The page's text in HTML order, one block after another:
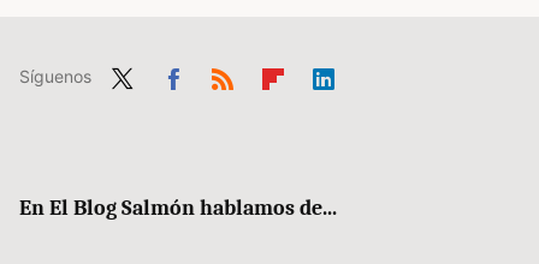
Síguenos
En El Blog Salmón hablamos de...